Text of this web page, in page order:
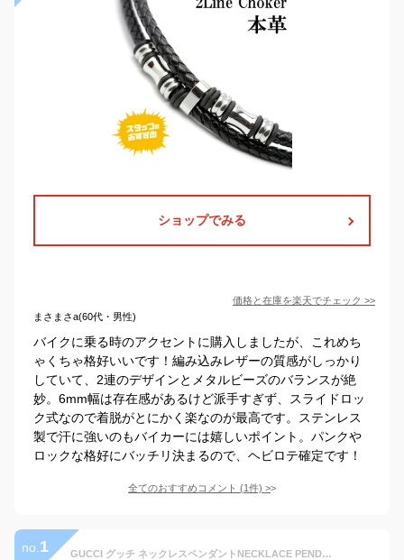
ショップでみる
価格と在庫を楽天でチェック >>
まさまさa(60代・男性)
バイクに乗る時のアクセントに購入しましたが、これめち
ゃくちゃ格好いいです！編み込みレザーの質感がしっかり
していて、2連のデザインとメタルビーズのバランスが絶
妙。6mm幅は存在感があるけど派手すぎず、スライドロッ
ク式なので着脱がとにかく楽なのが最高です。ステンレス
製で汗に強いのもバイカーには嬉しいポイント。パンクや
ロックな格好にバッチリ決まるので、ヘビロテ確定です！
全てのおすすめコメント (1件) >
no. 1 GUCCI グッチ ネックレスペンダントNECKLACE PENDANT8163 ラウンドGプレート レザーチョーカーメンズ レディース 男女兼用Gライン抜きロゴコインプレート